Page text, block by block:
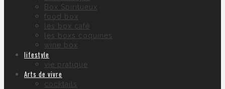
Box Spiritueux
food box
les box café
les boxs coquines
wine box
lifestyle
vie pratique
Arts de vivre
cocktails